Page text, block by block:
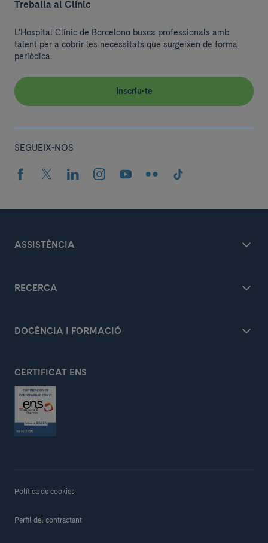
Treballa al Clínic
L'Hospital Clínic de Barcelona busca professionals amb
talent per a cobrir les necessitats que surgeixen de forma
periòdica.
Inscriu-te
SEGUEIX-NOS
ASSISTÈNCIA
RECERCA
DOCÈNCIA I FORMACIÓ
CERTIFICAT ENS
Política de cookies
Perfil del contractant